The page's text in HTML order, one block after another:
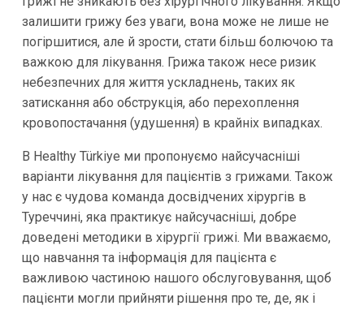
залишити грижу без уваги, вона може не лише не
погіршитися, але й зрости, стати більш болючою та
важкою для лікування. Грижа також несе ризик
небезпечних для життя ускладнень, таких як
затискання або обструкція, або перехоплення
кровопостачання (удушення) в крайніх випадках.
В Healthy Türkiye ми пропонуємо найсучасніші
варіанти лікування для пацієнтів з грижами. Також
у нас є чудова команда досвідчених хірургів в
Туреччині, яка практикує найсучасніші, добре
доведені методики в хірургії грижі. Ми вважаємо,
що навчання та інформація для пацієнта є
важливою частиною нашого обслуговування, щоб
пацієнти могли прийняти рішення про те, де, як і